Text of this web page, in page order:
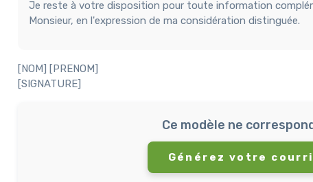
Je reste à votre disposition pour toute information
Monsieur, en l'expression de ma considération distinguée.
[NOM] [PRENOM]
[SIGNATURE]
Ce modèle ne
Générez votre